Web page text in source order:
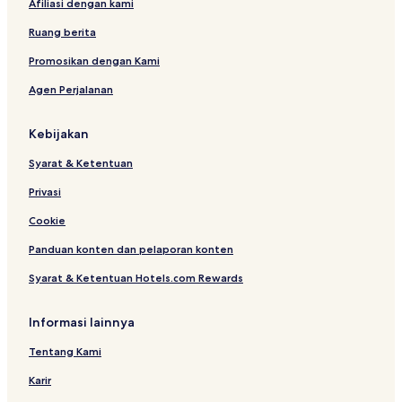
t
Afiliasi dengan kami
Ruang berita
Promosikan dengan Kami
Agen Perjalanan
Kebijakan
Syarat & Ketentuan
Privasi
Cookie
Panduan konten dan pelaporan konten
Syarat & Ketentuan Hotels.com Rewards
Informasi lainnya
Tentang Kami
Karir